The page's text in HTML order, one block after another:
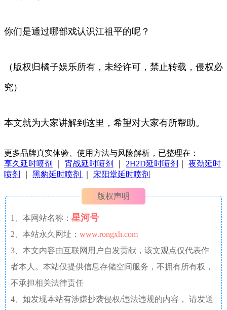
你们是通过哪部戏认识江祖平的呢？
（版权归橘子娱乐所有，未经许可，禁止转载，侵权必
究）
本文就为大家讲解到这里，希望对大家有所帮助。
更多品牌真实体验、使用方法与风险解析，已整理在：
享久延时喷剂
宵战延时喷剂 2H2D延时喷剂
夜劲延时
喷剂
黑豹延时喷剂 宋阳堂延时喷剂
版权声明
1、本网站名称： 星河号
2、本站永久网址： www.rongxh.com
3、本文内容由互联网用户自发贡献，该文观点仅代表作
者本人。本站仅提供信息存储空间服务，不拥有所有权，
不承担相关法律责任
4、如发现本站有涉嫌抄袭侵权/违法违规的内容， 请发送